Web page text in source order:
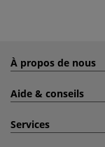
À propos de nous
Aide & conseils
Services